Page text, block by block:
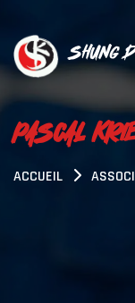
Shung
PASCAL
ACCUEIL